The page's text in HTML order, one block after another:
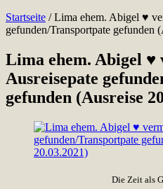
Startseite /Lima ehem. Abigel ♥
gefunden/Transportpate gefunden
Lima ehem. Abigel
Ausreisepate
gefunden (Ausreise
Die Zeit als